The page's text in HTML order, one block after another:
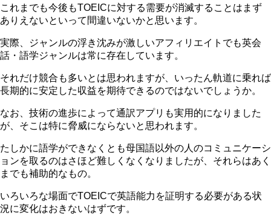
これまでも今後もTOEICに対する需要が消滅することはまず
ありえないといって間違いないかと思います。
実際、ジャンルの浮き沈みが激しいアフィリエイトでも英会
話・語学ジャンルは常に存在しています。
それだけ競合も多いとは思われますが、いったん軌道に乗れば
長期的に安定した収益を期待できるのではないでしょうか。
なお、技術の進歩によって通訳アプリも実用的になりました
が、そこは特に脅威にならないと思われます。
たしかに語学ができなくとも母国語以外の人のコミュニケーシ
ョンを取るのはさほど難しくなくなりましたが、それらはあく
までも補助的なもの。
いろいろな場面でTOEICで英語能力を証明する必要がある状
況に変化はおきないはずです。